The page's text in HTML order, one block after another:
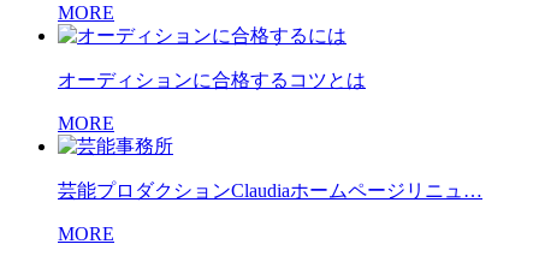
MORE
オーディションに合格するコツとは
MORE
芸能プロダクションClaudiaホームページリニュ…
MORE